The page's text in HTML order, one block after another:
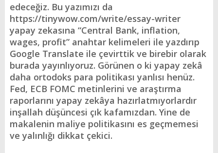
edeceğiz. Bu yazımızı da
https://tinywow.com/write/essay-writer
yapay zekasına “Central Bank, inflation,
wages, profit” anahtar kelimeleri ile yazdırıp
Google Translate ile çevirttik ve birebir olarak
burada yayınlıyoruz. Görünen o ki yapay zekâ
daha ortodoks para politikası yanlısı henüz.
Fed, ECB FOMC metinlerini ve araştırma
raporlarını yapay zekâya hazırlatmıyorlardır
inşallah düşüncesi çık kafamızdan. Yine de
makalenin maliye politikasını es geçmemesi
ve yalınlığı dikkat çekici.